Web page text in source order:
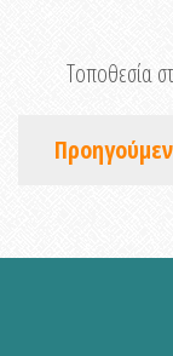
Τοποθεσία